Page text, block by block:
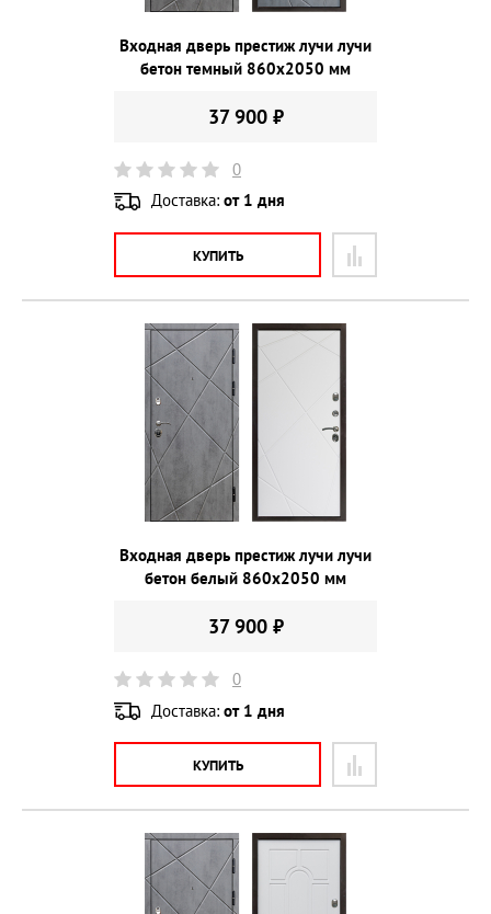
Входная дверь престиж лучи лучи
бетон темный 860х2050 мм
37 900 ₽
0
Доставка: от 1 дня
КУПИТЬ
Входная дверь престиж лучи лучи
бетон белый 860х2050 мм
37 900 ₽
0
Доставка: от 1 дня
КУПИТЬ